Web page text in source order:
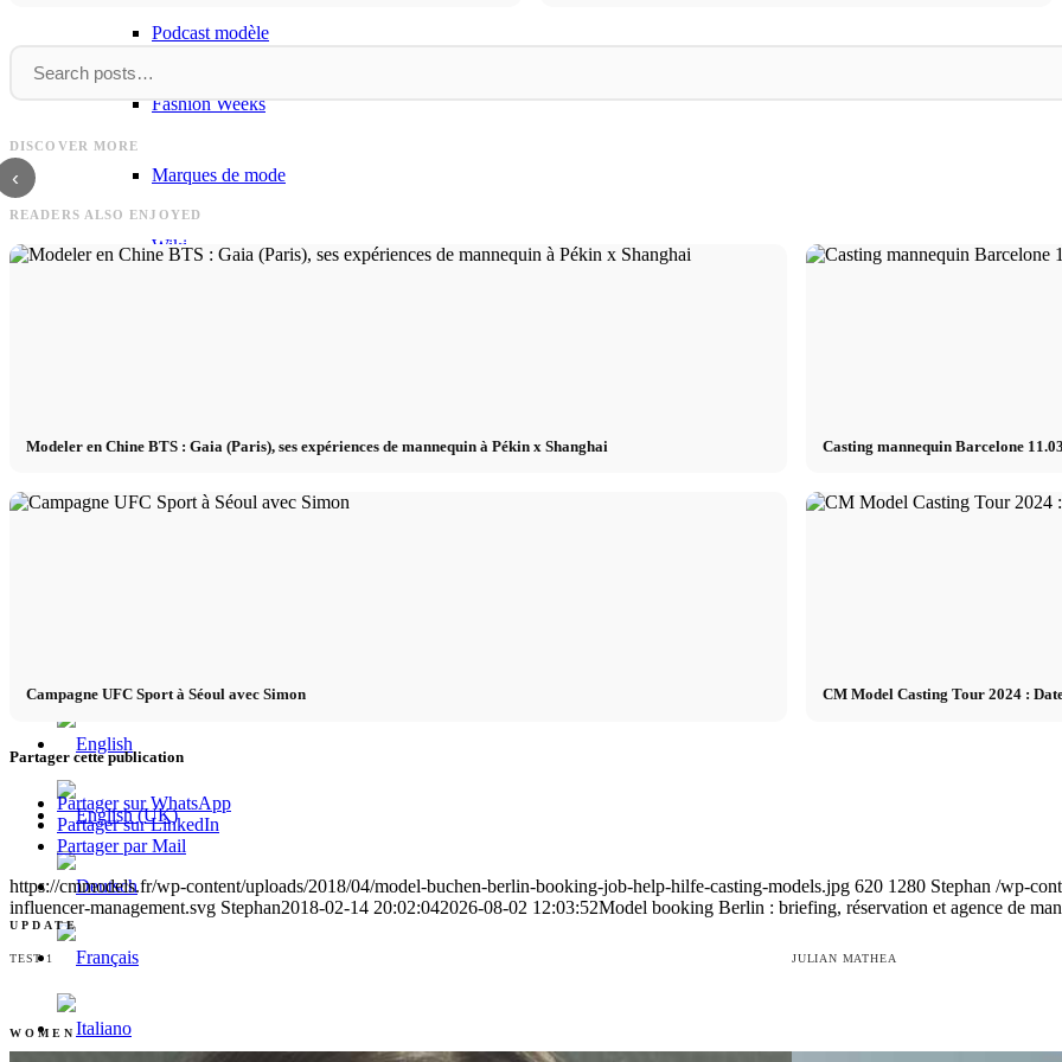
Podcast modèle
Fashion Weeks
Marques de mode
Wiki
DISCOVER MORE
‹
Cologne - Agence de modèles m/f/*
READERS ALSO ENJOYED
Modeler en Chine BTS : Gaia (Paris), ses expériences de mannequin à Pékin x Shanghai Casting mannequin Barcelone
Campagne UFC Sport à Séoul avec Simon CM Model Casting Tour 2024 :
Partager cette publication
Partager sur WhatsApp
Partager sur LinkedIn
Partager par Mail
https://cmmodels.fr/wp-content/uploads/2018/04/model-buchen-berlin-booking-job-help-hilfe-casting-models.jpg 620 1280 Stephan /wp-
influencer-management.svg Stephan2018-02-14 20:02:042026-08-02 12:03:52Model booking Berlin : briefing, réservation et agence de
UPDATE
TEST 1
JULIAN MATHEA
WOMEN